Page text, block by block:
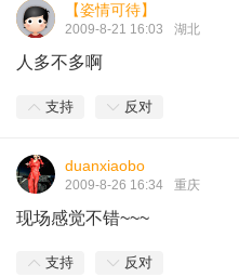
【姿情可待】
2009-8-21 16:03 湖北
人多不多啊
支持 反对
duanxiaobo
2009-8-26 16:34 重庆
现场感觉不错~~~
支持 反对